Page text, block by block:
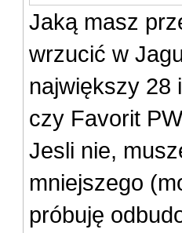
Jaką masz
wrzucić w
największy 28
czy Favorit
Jesli nie,
mniejszego
próbuję